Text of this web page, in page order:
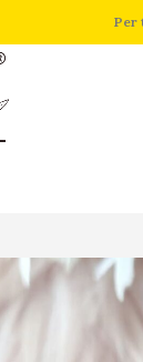
Per